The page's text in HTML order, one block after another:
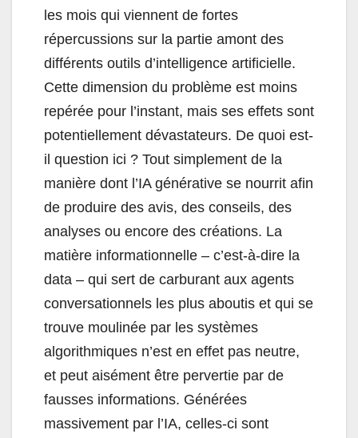
les mois qui viennent de fortes
répercussions sur la partie amont des
différents outils d’intelligence artificielle.
Cette dimension du problème est moins
repérée pour l’instant, mais ses effets sont
potentiellement dévastateurs. De quoi est-
il question ici ? Tout simplement de la
manière dont l’IA générative se nourrit afin
de produire des avis, des conseils, des
analyses ou encore des créations. La
matière informationnelle – c’est-à-dire la
data – qui sert de carburant aux agents
conversationnels les plus aboutis et qui se
trouve moulinée par les systèmes
algorithmiques n’est en effet pas neutre,
et peut aisément être pervertie par de
fausses informations. Générées
massivement par l’IA, celles-ci sont